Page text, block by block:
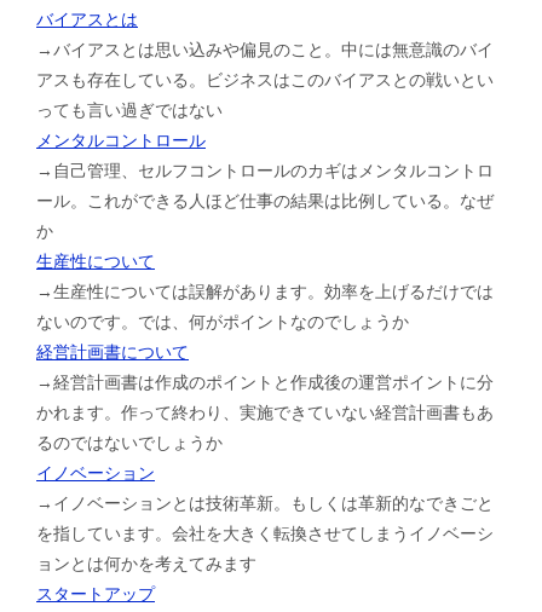
バイアスとは
→バイアスとは思い込みや偏見のこと。中には無意識のバイ
アスも存在している。ビジネスはこのバイアスとの戦いとい
っても言い過ぎではない
メンタルコントロール
→自己管理、セルフコントロールのカギはメンタルコントロ
ール。これができる人ほど仕事の結果は比例している。なぜ
か
生産性について
→生産性については誤解があります。効率を上げるだけでは
ないのです。では、何がポイントなのでしょうか
経営計画書について
→経営計画書は作成のポイントと作成後の運営ポイントに分
かれます。作って終わり、実施できていない経営計画書もあ
るのではないでしょうか
イノベーション
→イノベーションとは技術革新。もしくは革新的なできごと
を指しています。会社を大きく転換させてしまうイノベーシ
ョンとは何かを考えてみます
スタートアップ